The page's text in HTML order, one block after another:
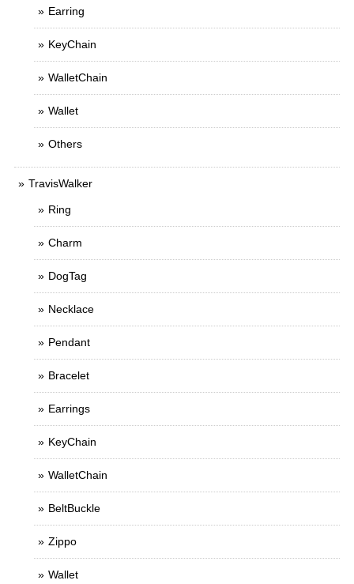
Earring
KeyChain
WalletChain
Wallet
Others
TravisWalker
Ring
Charm
DogTag
Necklace
Pendant
Bracelet
Earrings
KeyChain
WalletChain
BeltBuckle
Zippo
Wallet